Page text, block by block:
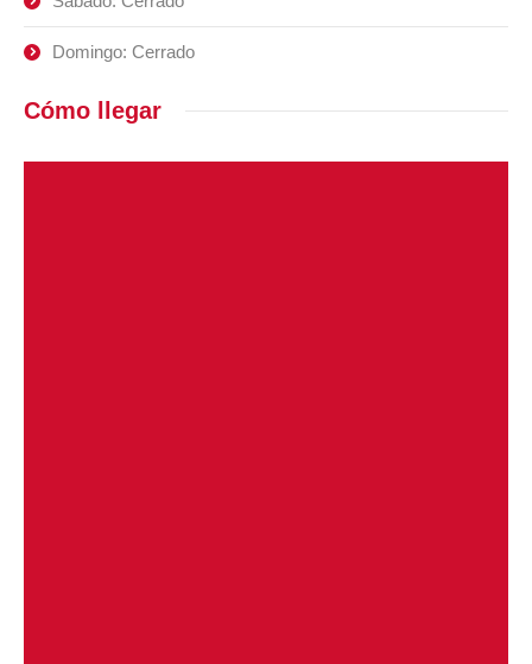
Domingo: Cerrado
Cómo llegar